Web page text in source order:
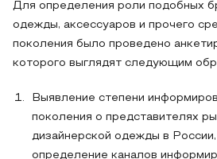
Для определения роли подобных
одежды, аксессуаров и прочего
поколения было проведено
которого выглядят следующим
Выявление степени
поколения о представителях
дизайнерской одежды в
определение каналов